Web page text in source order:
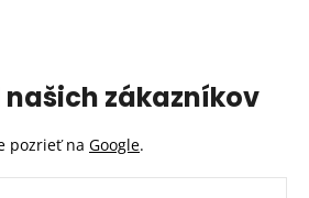
našich zákazníkov
pozrieť na Google.